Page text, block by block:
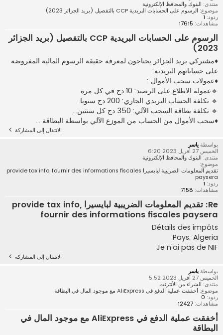
منتدى: البنوك والمحافظ الإلكترونية
موضوع: الرسوم على الحسابات البريدية CCP بالتفصيل (بريد الجزائر 2023)
ردود:
مشاهدات: 17615
الرسوم على الحسابات البريدية CCP بالتفصيل (بريد الجزائر
2023)
♦مشتركي بريد الجزائر يحتاجون لمعرفة حقيقة الرسوم المالية المفروضة
على حساباتهم البريدية:
♦عمولات سحب الأموال :
🔹عمولة الاطلاع على الرصيد: 10 دج في كل مرة
🔹 تكلفة الحساب البريدي الجاري: 200 دج سنويا.
🔹 تكلفة بطاقة السحب الآلي: 350 دج كل سنتين...
♦سحب الأموال من الحساب من الموزع الآلي بواسطة البطاقة ...
الانتقال إلى المشاركة
بواسطةياسر
الخميس 27 أفريل 2023 6:20
منتدى: البنوك والمحافظ الإلكترونية
موضوع:
تقديم المعلومات الضريبية لبايسيرا provide tax info, fournir des informations fiscales
paysera
ردود:
مشاهدات: 7158
Re: تقديم المعلومات الضريبية لبايسيرا provide tax info,
fournir des informations fiscales paysera
Détails des impôts
Pays: Algeria
Je n'ai pas de NIF
الانتقال إلى المشاركة
بواسطةياسر
الخميس 27 أفريل 2023 5:52
منتدى: الشراء من الأنترنت
موضوع: أخفقت عملية الدفع في AliExpress مع موجود المال في البطاقة
ردود: 0
مشاهدات: 12427
أخفقت عملية الدفع في AliExpress مع موجود المال في
البطاقة